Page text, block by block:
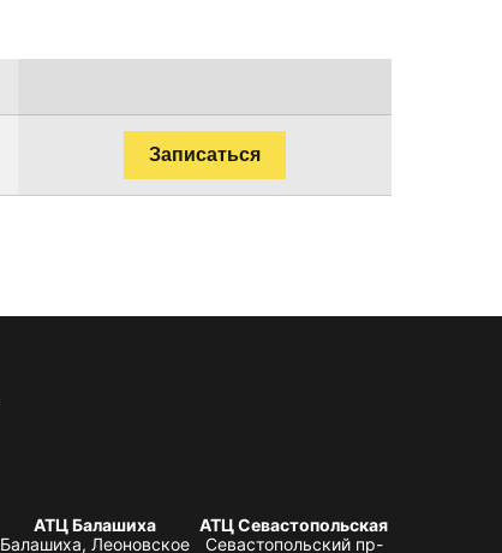
Записаться
АТЦ Балашиха
Балашиха, Леоновское
АТЦ Севастопольская
Севастопольский пр-